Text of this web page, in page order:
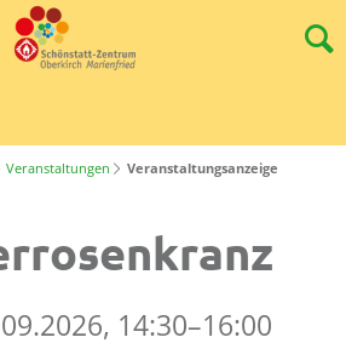
Veranstaltungen Veranstaltungsanzeige
14:30–16:00